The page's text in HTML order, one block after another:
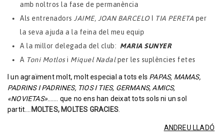
amb noltros la fase de permanència
Als entrenadors JAIME, JOAN BARCELOI TIA PERETA per
la seva ajuda a la feina del meu equip
A la millor delegada del club: MARIA SUNYER
A Toni Motlosi Miquel Nadalper les suplències fetes
I un agraïment molt, molt especial a tots els PAPAS, MAMAS,
PADRINS I PADRINES, TIOS I TIES, GERMANS, AMICS,
«NOVIETAS»……. que no ens han deixat tots sols ni un sol
partit…. MOLTES, MOLTES GRACIES.
ANDREU LLADÓ